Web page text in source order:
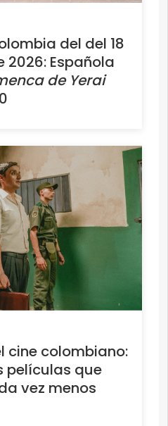
del del 18
2026: Española
de Yerai
cine colombiano:
películas que
vez menos